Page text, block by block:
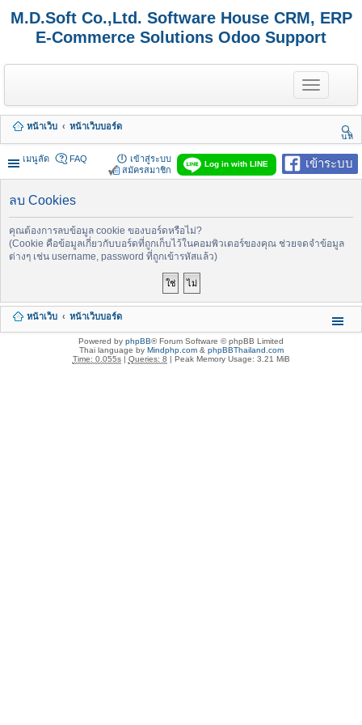
M.D.Soft Co.,Ltd. Software House CRM, ERP
E-Commerce Solutions Odoo Support
T
o
g
e
n
a
v
a
i
หน้าเว็บ
หน้าเว็บบอร์ด
นห
า
เมนูลัด
เข้าระบบ
Log in with LINE
FAQ
เข้าสู่ระบบ
สมัครสมาชิก
ลบ Cookies
คุณต้องการลบข้อมูล cookie ของบอร์ดหรือไม่?
(Cookie คือข้อมูลเกี่ยวกับบอร์ดที่ถูกเก็บไว้ในคอมพิวเตอร์ของคุณ ช่วยจดจำข้อมูล
ต่างๆ เช่น username, password ที่ถูกเข้ารหัสแล้ว)
หน้าเว็บ หน้าเว็บบอร์ด
Powered by phpBB® Forum Software © phpBB Limited
Thai language by Mindphp.com& phpBBThailand.com
Time: 0.055s| Queries: 8 | Peak Memory Usage: 3.21 MiB